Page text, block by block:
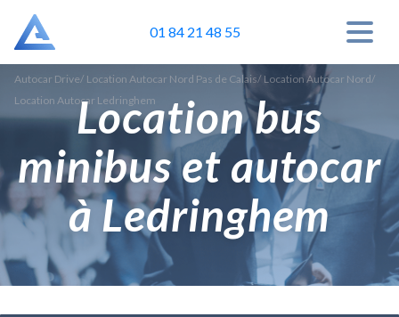
01 84 21 48 55
Autocar Drive/ Location Autocar Nord Pas de Calais/ Location Autocar Nord/
Location Autocar Ledringhem
Location bus
minibus et autocar
à Ledringhem